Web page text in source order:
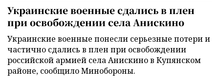
Украинские военные сдались в плен
при освобождении села Анискино
Украинские военные понесли серьезные потери и
частично сдались в плен при освобождении
российской армией села Анискино в Купянском
районе, сообщило Минобороны.